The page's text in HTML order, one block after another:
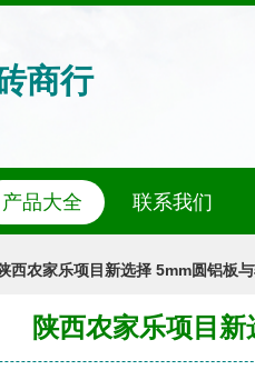
商行
产品大全 联系我们
西农家乐项目新选择 5mm圆铝板
陕西农家乐项目